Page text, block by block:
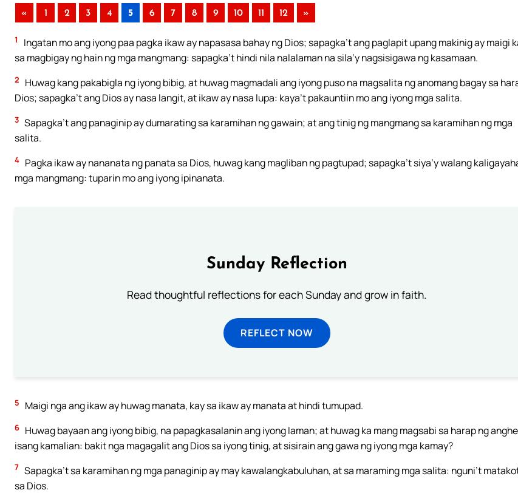
« 1 2 3 4 5 6 7 8 9 10 11 12 »
1
Ingatan mo ang iyong paa pagka ikaw ay napasasa bahay ng Dios; sapagka’t ang paglapit upang makinig ay maigi
sa magbigay ng hain ng mga mangmang: sapagka’t hindi nila nalalaman na sila’y nagsisigawa ng kasamaan.
2
Huwag kang pakabigla ng iyong bibig, at huwag magmadali ang iyong puso na magsalita ng anomang bagay sa
Dios; sapagka’t ang Dios ay nasa langit, at ikaw ay nasa lupa: kaya’t pakauntiin mo ang iyong mga salita.
3 Sapagka’t ang panaginip ay dumarating sa karamihan ng gawain; at ang tinig ng mangmang sa karamihan ng mga
salita.
4 Pagka ikaw ay nananata ng panata sa Dios, huwag kang magliban ng pagtupad; sapagka’t siya’y walang
mga mangmang: tuparin mo ang iyong ipinanata.
Sunday Reflection
Read thoughtful reflections for each Sunday and grow in faith.
REFLECT NOW
5 Maigi nga ang ikaw ay huwag manata, kay sa ikaw ay manata at hindi tumupad.
6 Huwag bayaan ang iyong bibig, na papagkasalanin ang iyong laman; at huwag ka mang magsabi sa harap ng
isang kamalian: bakit nga magagalit ang Dios sa iyong tinig, at sisirain ang gawa ng iyong mga kamay?
7 Sapagka’t sa karamihan ng mga panaginip ay may kawalangkabuluhan, at sa maraming mga salita: nguni’t
sa Dios.